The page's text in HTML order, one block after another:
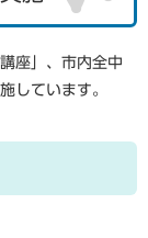
座」、市内全中
しています。